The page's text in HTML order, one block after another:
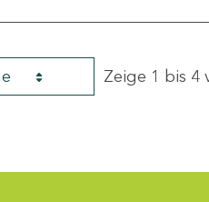
Zeige 1 bis 4